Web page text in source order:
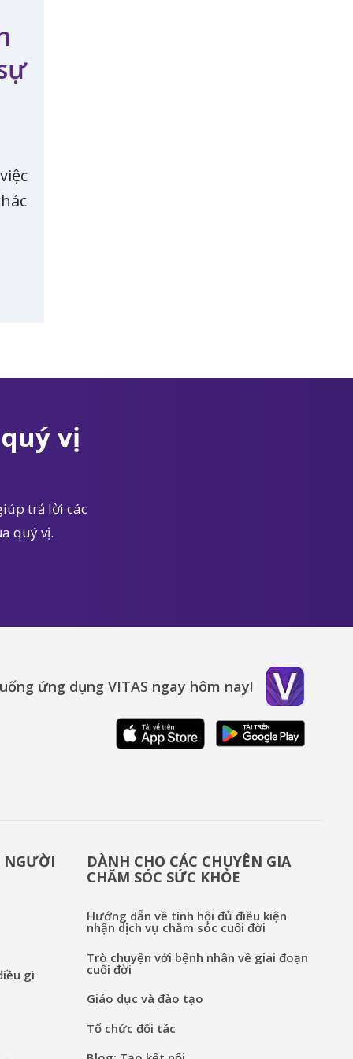
vị
trả lời các
quý vị.
ứng dụng VITAS ngay hôm nay!
NGƯỜI
gì
DÀNH CHO CÁC CHUYÊN GIA
CHĂM SÓC SỨC KHỎE
Hướng dẫn về tính hội đủ điều kiện
nhận dịch vụ chăm sóc cuối đời
Trò chuyện với bệnh nhân về giai đoạn
cuối đời
Giáo dục và đào tạo
Tổ chức đối tác